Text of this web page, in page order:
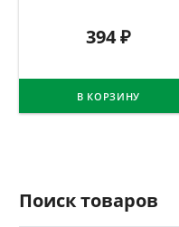
394₽
В КОРЗИНУ
Поиск товаров